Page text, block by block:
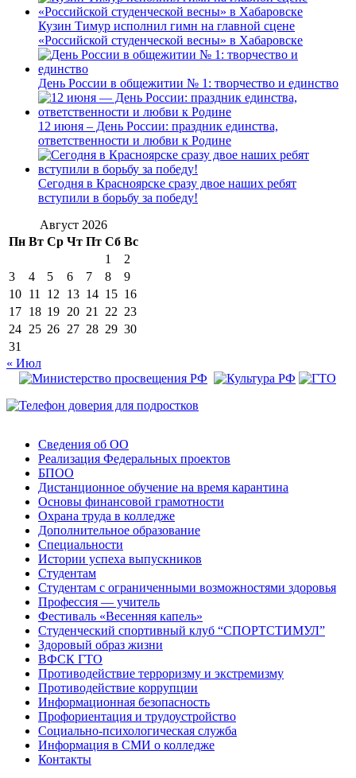
Кузин Тимур исполнил гимн на главной сцене
«Российской студенческой весны» в Хабаровске
День России в общежитии № 1: творчество и единство
12 июня – День России: праздник единства,
ответственности и любви к Родине
Сегодня в Красноярске сразу двое наших ребят
вступили в борьбу за победу!
Август 2026
Пн Вт Ср Чт Пт Сб Вс
1
2
3
4 5 6 7 8
9
10 11 12 13 14 15 16
17 18 19 20 21 22 23
24 25 26 27 28 29 30
31
« Июл
Сведения об ОО
Реализация Федеральных проектов
БПОО
Дистанционное обучение на время карантина
Основы финансовой грамотности
Охрана труда в колледже
Дополнительное образование
Специальности
Истории успеха выпускников
Студентам
Студентам с ограниченными возможностями здоровья
Профессия — учитель
Фестиваль «Весенняя капель»
Студенческий спортивный клуб “СПОРТСТИМУЛ”
Здоровый образ жизни
ВФСК ГТО
Противодействие терроризму и экстремизму
Противодействие коррупции
Информационная безопасность
Профориентация и трудоустройство
Социально-психологическая служба
Информация в СМИ о колледже
Контакты